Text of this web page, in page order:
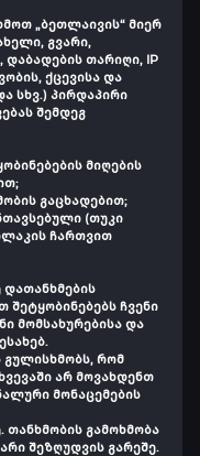
„ბეთლაივის“ მიერ
გვარი,
თარიღი, IP
ქცევისა და
სხვ.) პირდაპირი
შემდეგ
მიღების
გაცხადებით;
(თუკი
ჩართვით
შეტყობინებებს ჩვენი
მომსახურებისა და
გულისხმობს, რომ
არ მოვახდენთ
მონაცემების
თანხმობის გამოხმობა
შეზღუდვის გარეშე.